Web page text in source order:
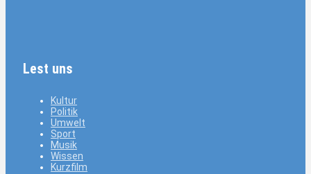
Lest uns
Kultur
Politik
Umwelt
Sport
Musik
Wissen
Kurzfilm